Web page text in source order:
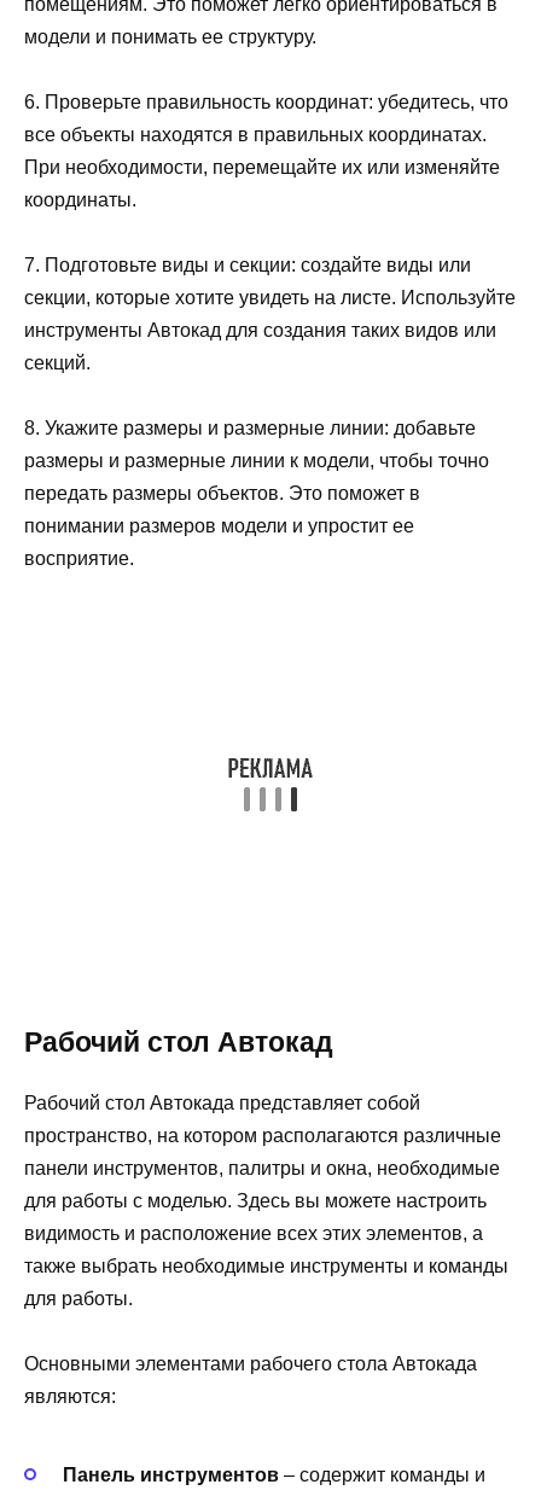
модели и понимать ее структуру.
6. Проверьте правильность координат: убедитесь, что
все объекты находятся в правильных координатах.
При необходимости, перемещайте их или изменяйте
координаты.
7. Подготовьте виды и секции: создайте виды или
секции, которые хотите увидеть на листе. Используйте
инструменты Автокад для создания таких видов или
секций.
8. Укажите размеры и размерные линии: добавьте
размеры и размерные линии к модели, чтобы точно
передать размеры объектов. Это поможет в
понимании размеров модели и упростит ее
восприятие.
Рабочий стол Автокад
Рабочий стол Автокада представляет собой
пространство, на котором располагаются различные
панели инструментов, палитры и окна, необходимые
для работы с моделью. Здесь вы можете настроить
видимость и расположение всех этих элементов, а
также выбрать необходимые инструменты и команды
для работы.
Основными элементами рабочего стола Автокада
являются:
Панель инструментов – содержит команды и